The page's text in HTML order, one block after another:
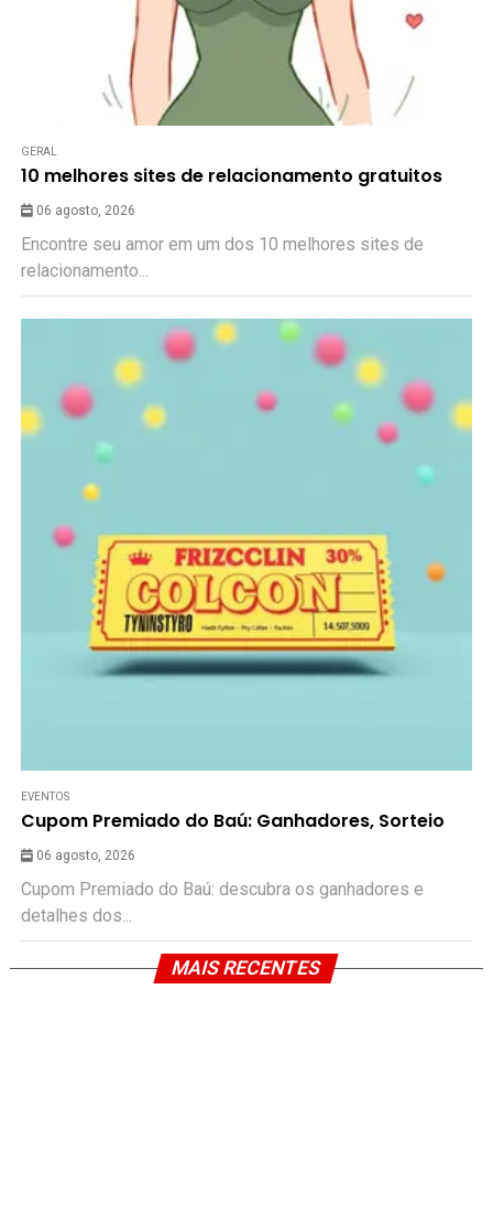
GERAL
10 melhores sites de relacionamento gratuitos
06 agosto, 2026
Encontre seu amor em um dos 10 melhores sites de
relacionamento...
EVENTOS
Cupom Premiado do Baú: Ganhadores, Sorteio
06 agosto, 2026
Cupom Premiado do Baú: descubra os ganhadores e
detalhes dos...
MAIS RECENTES